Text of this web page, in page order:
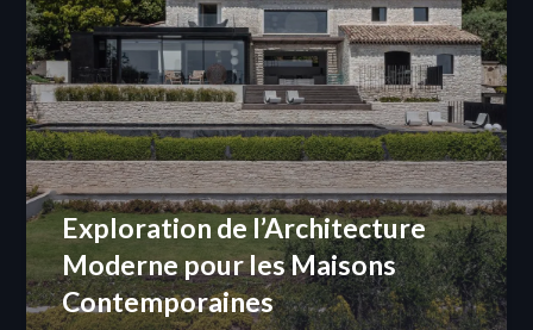
Exploration de l’Architecture
Moderne pour les Maisons
Contemporaines